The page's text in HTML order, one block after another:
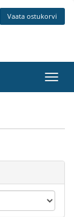
Vaata ostukorvi